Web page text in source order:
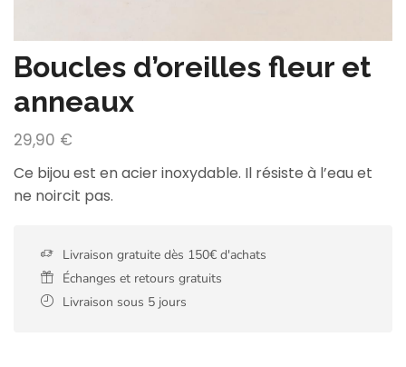
Boucles d’oreilles fleur et
anneaux
29,90 €
Ce bijou est en acier inoxydable. Il résiste à l’eau et
ne noircit pas.
Livraison gratuite dès 150€ d'achats
Échanges et retours gratuits
Livraison sous 5 jours